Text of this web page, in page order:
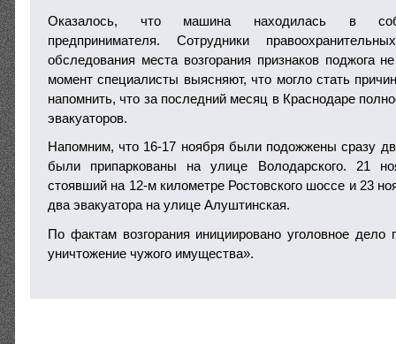
Оказалось, что машина находилась в
предпринимателя. Сотрудники
обследования места возгорания признаков поджога
момент специалисты выясняют, что могло стать
напомнить, что за последний месяц в Краснодаре
эвакуаторов.
Напомним, что 16-17 ноября были подожжены сразу
были припаркованы на улице Володарского. 21
стоявший на 12-м километре Ростовского шоссе и 23
два эвакуатора на улице Алуштинская.
По фактам возгорания инициировано уголовное
уничтожение чужого имущества».